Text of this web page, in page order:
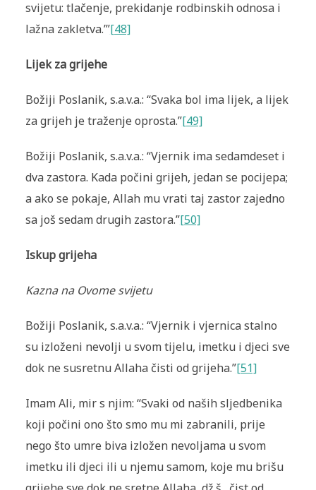
svijetu: tlačenje, prekidanje rodbinskih odnosa i
lažna zakletva.’”[48]
Lijek za grijehe
Božiji Poslanik, s.a.v.a.: “Svaka bol ima lijek, a lijek
za grijeh je traženje oprosta.”[49]
Božiji Poslanik, s.a.v.a.: “Vjernik ima sedamdeset i
dva zastora. Kada počini grijeh, jedan se pocijepa;
a ako se pokaje, Allah mu vrati taj zastor zajedno
sa još sedam drugih zastora.”[50]
Iskup grijeha
Kazna na Ovome svijetu
Božiji Poslanik, s.a.v.a.: “Vjernik i vjernica stalno
su izloženi nevolji u svom tijelu, imetku i djeci sve
dok ne susretnu Allaha čisti od grijeha.”[51]
Imam Ali, mir s njim: “Svaki od naših sljedbenika
koji počini ono što smo mu mi zabranili, prije
nego što umre biva izložen nevoljama u svom
imetku ili djeci ili u njemu samom, koje mu brišu